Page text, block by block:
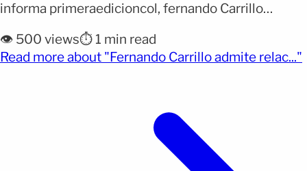
informa primeraedicioncol, fernando Carrillo
públicamente que mantuvo una relación
sentimental con Delcy Rodríguez durante varios
férrea defensa [&hellip;]</p>
👁️ 500 views⏱️ 1 min read
Read more about "Fernando Carrillo admite relac..."